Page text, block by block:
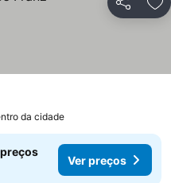
Partilhar
da cidade
Ver preços